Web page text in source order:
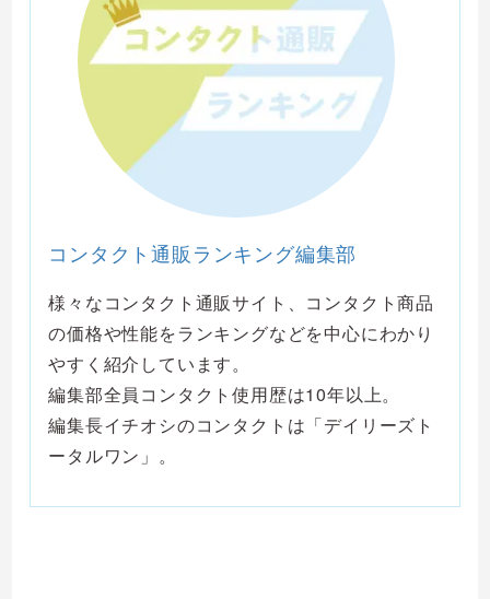
コンタクト通販ランキング編集部
様々なコンタクト通販サイト、コンタクト商品
の価格や性能をランキングなどを中心にわかり
やすく紹介しています。
編集部全員コンタクト使用歴は10年以上。
編集長イチオシのコンタクトは「デイリーズト
ータルワン」。